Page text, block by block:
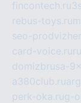
fincontech.ru
rebus-toys.ru
seo-
card-voice.ru
domizbrusa-
a380club.ru
perk-oka.rug-